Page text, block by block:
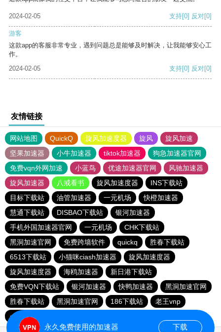
2024-02-05 支持[0] 反对[0]
游客
这款app的客服非常专业，遇到问题总是能够及时解决，让我能够安心工
作。
2024-02-05
支持[0] 反对[0]
友情链接
网站地图 QuickQ 旋风加速度器 旋风
旋风加速
坚果加速器
小牛加速器 tiktok加速器
狗急加速器官网
免费vqn外网加速
小蓝鸟 优途加速器官网
风驰加速器
旋风加速器
八戒看书 旋风加速度器
INS下载站
目标下载站
油管加速器 一元机场
快橙加速器
慧通下载站
DISBAO下载站
银河加速器
手机外国加速器官网
一元机场
CHK下载站
黑洞加速官网
免费跨墙软件 quickq
胜春下载站
6513下载站
小猫咪ciash加速器
旋风加速度器
旋风加速度器
海鸥加速器
新日港下载站
免费VQN下载站
银河加速器 快鸭加速器
黑洞加速官网
胜春下载站
黑洞加速官网 186下载站
老王vnp
一元机场
永久免费使用的加速器 下载